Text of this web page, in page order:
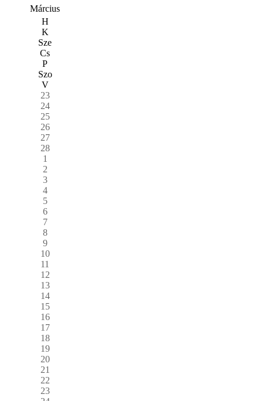
Március
H
K
Sze
Cs
P
Szo
V
23
24
25
26
27
28
1
2
3
4
5
6
7
8
9
10
11
12
13
14
15
16
17
18
19
20
21
22
23